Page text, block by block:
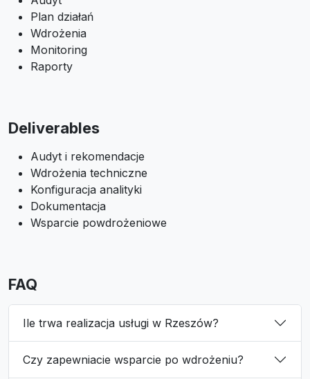
Plan działań
Wdrożenia
Monitoring
Raporty
Deliverables
Audyt i rekomendacje
Wdrożenia techniczne
Konfiguracja analityki
Dokumentacja
Wsparcie powdrożeniowe
FAQ
Ile trwa realizacja usługi w Rzeszów?
Czy zapewniacie wsparcie po wdrożeniu?